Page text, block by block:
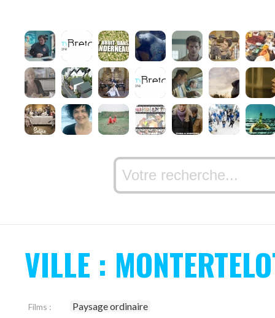
VILLE :
Films : Paysage ordinaire